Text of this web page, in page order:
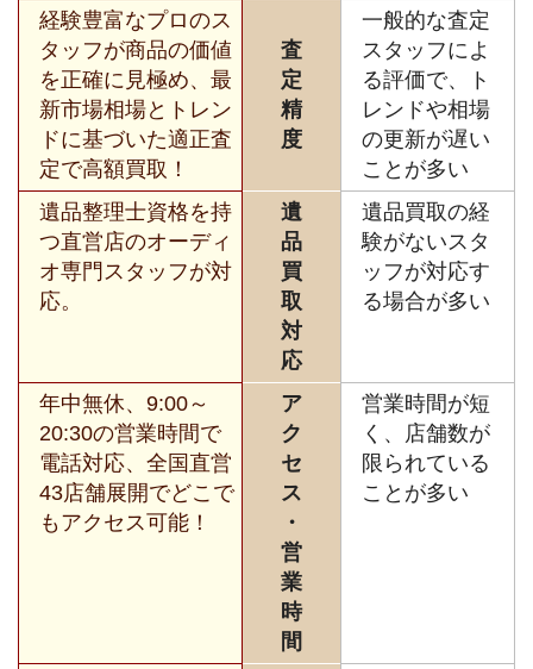
経験豊富なプロのス
タッフが商品の価値
を正確に見極め、最
新市場相場とトレン
ドに基づいた適正査
定で高額買取！
査
定
精
度
一般的な査定
スタッフによ
る評価で、ト
レンドや相場
の更新が遅い
ことが多い
遺品整理士資格を持
つ直営店のオーディ
オ専門スタッフが対
応。
遺
品
買
取
対
応
遺品買取の経
験がないスタ
ッフが対応す
る場合が多い
年中無休、9:00～
20:30の営業時間で
電話対応、全国直営
43店舗展開でどこで
もアクセス可能！
ア
ク
セ
ス
・
営
業
時
間
営業時間が短
く、店舗数が
限られている
ことが多い